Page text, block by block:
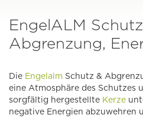
EngelALM
Abgrenzung,
Die Engelalm Schutz &
eine Atmosphäre des Schutzes
sorgfältig hergestellte Kerze
negative Energien abzuwehren